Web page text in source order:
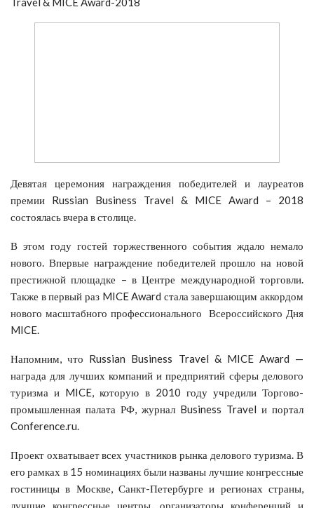
Девятая церемония награждения победителей и лауреатов
премии Russian Business Travel & MICE Award – 2018
состоялась вчера в столице.
В этом году гостей торжественного события ждало немало
нового. Впервые награждение победителей прошло на новой
престижной площадке – в Центре международной торговли.
Также в первый раз MICE Award стала завершающим аккордом
нового масштабного профессионального Всероссийского Дня
MICE.
Напомним, что Russian Business Travel & MICE Award —
награда для лучших компаний и предприятий сферы делового
туризма и MICE, которую в 2010 году учредили Торгово-
промышленная палата РФ, журнал Business Travel и портал
Conference.ru.
Проект охватывает всех участников рынка делового туризма. В
его рамках в 15 номинациях были названы лучшие конгрессные
гостиницы в Москве, Санкт-Петербурге и регионах страны,
лучшие конгрессные центры, организаторы конференций и